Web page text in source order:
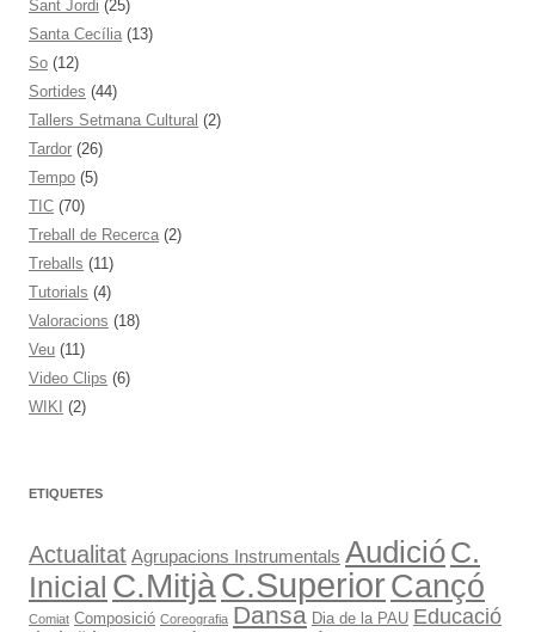
Sant Jordi (25)
Santa Cecília (13)
So (12)
Sortides (44)
Tallers Setmana Cultural (2)
Tardor (26)
Tempo (5)
TIC (70)
Treball de Recerca (2)
Treballs (11)
Tutorials (4)
Valoracions (18)
Veu (11)
Video Clips (6)
WIKI (2)
ETIQUETES
Actualitat Agrupacions Instrumentals AudicióC.
Inicial C.MitjàC.SuperiorCançó
Comiat Composició Coreografia Dansa Dia de la PAU Educació